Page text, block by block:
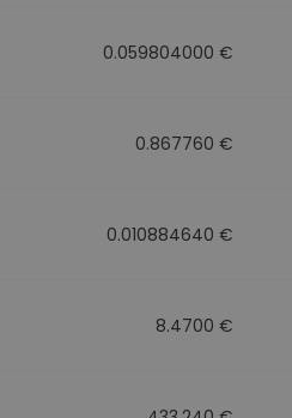
0.059804000 €
0.867760 €
0.010884640 €
8.4700 €